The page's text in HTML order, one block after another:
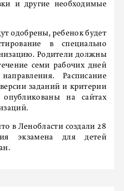
и другие необходимые
одобрены, ребенок будет
в специально
Родители должны
семи рабочих дней
Расписание
заданий и критерии
на сайтах
в Ленобласти создали 28
экзамена для детей